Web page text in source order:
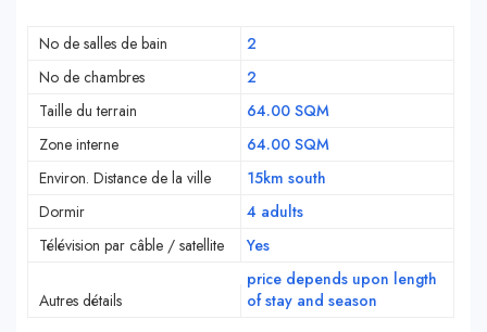
No de salles de bain
2
No de chambres
2
Taille du terrain
64.00 SQM
Zone interne
64.00 SQM
Environ. Distance de la ville
15km south
Dormir
4 adults
Télévision par câble / satellite
Yes
Autres détails
price depends upon length
of stay and season